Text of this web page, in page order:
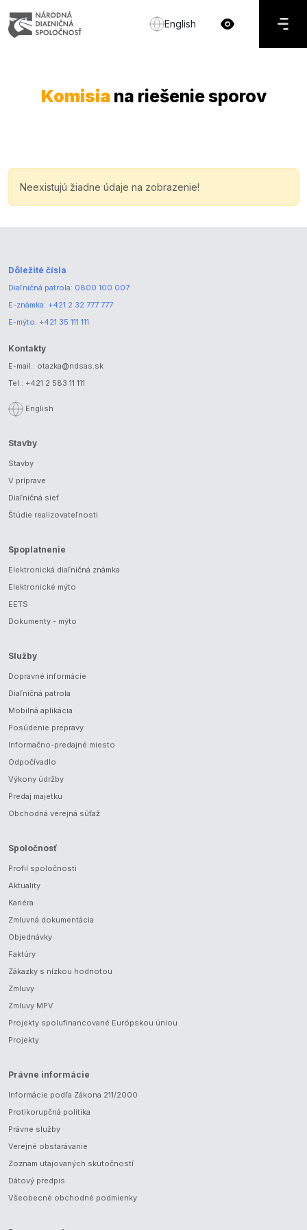
English
Komisia na riešenie sporov
Neexistujú žiadne údaje na zobrazenie!
Dôležité čísla
Diaľničná patrola: 0800 100 007
E-známka: +421 2 32 777 777
E-mýto: +421 35 111 111
Kontakty
E-mail.: otazka@ndsas.sk
Tel.: +421 2 583 11 111
English
Stavby
Stavby
V príprave
Diaľničná sieť
Štúdie realizovateľnosti
Spoplatnenie
Elektronická diaľničná známka
Elektronické mýto
EETS
Dokumenty - mýto
Služby
Dopravné informácie
Diaľničná patrola
Mobilná aplikácia
Posúdenie prepravy
Informačno-predajné miesto
Odpočívadlo
Výkony údržby
Predaj majetku
Obchodná verejná súťaž
Spoločnosť
Profil spoločnosti
Aktuality
Kariéra
Zmluvná dokumentácia
Objednávky
Faktúry
Zákazky s nízkou hodnotou
Zmluvy
Zmluvy MPV
Projekty spolufinancované Európskou úniou
Projekty
Právne informácie
Informácie podľa Zákona 211/2000
Protikorupčná politika
Právne služby
Verejné obstarávanie
Zoznam utajovaných skutočností
Dátový predpis
Všeobecné obchodné podmienky